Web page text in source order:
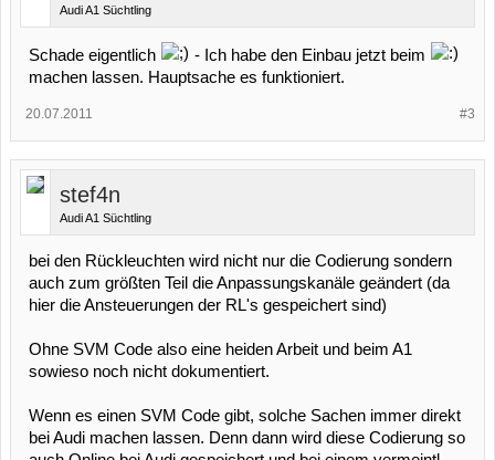
Audi A1 Süchtling
Schade eigentlich
- Ich habe den Einbau jetzt beim
machen lassen. Hauptsache es funktioniert.
#3
20.07.2011
stef4n
Audi A1 Süchtling
bei den Rückleuchten wird nicht nur die Codierung sondern
auch zum größten Teil die Anpassungskanäle geändert (da
hier die Ansteuerungen der RL's gespeichert sind)
Ohne SVM Code also eine heiden Arbeit und beim A1
sowieso noch nicht dokumentiert.
Wenn es einen SVM Code gibt, solche Sachen immer direkt
bei Audi machen lassen. Denn dann wird diese Codierung so